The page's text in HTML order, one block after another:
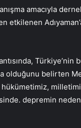
amacıyla
etkilenen
Türkiye’nin
olduğunu belirten
hükümetimiz,
depremin